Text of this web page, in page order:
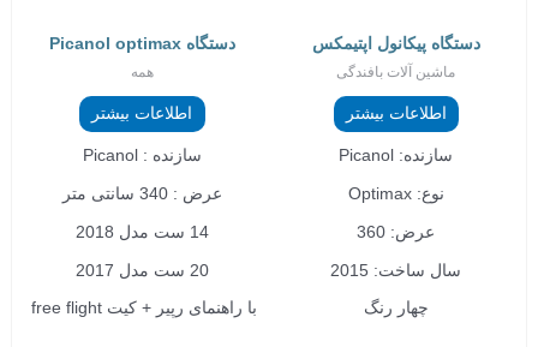
دستگاه پیکانول اپتیمکس
ماشین آلات بافندگی
اطلاعات بیشتر
سازنده: Picanol
نوع: Optimax
عرض: 360
سال ساخت: 2015
چهار رنگ
دستگاه Picanol optimax
همه
اطلاعات بیشتر
سازنده : Picanol
عرض : 340 سانتی متر
14 ست مدل 2018
20 ست مدل 2017
با راهنمای رپیر + کیت free flight